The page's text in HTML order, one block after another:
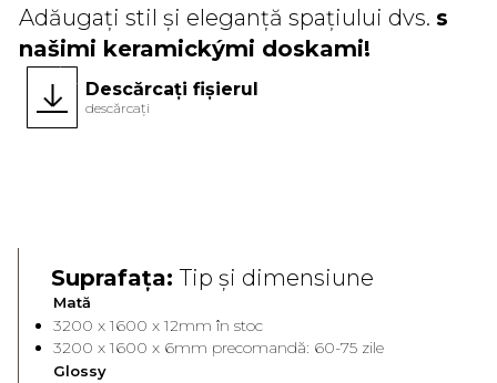
Adăugați stil și eleganță spațiului dvs. s
našimi keramickými doskami!
Descărcați fișierul
descărcați
Suprafața:Tip și dimensiune
Mată
3200 x 1600 x 12mm în stoc
3200 x 1600 x 6mm precomandă: 60-75 zile
Glossy